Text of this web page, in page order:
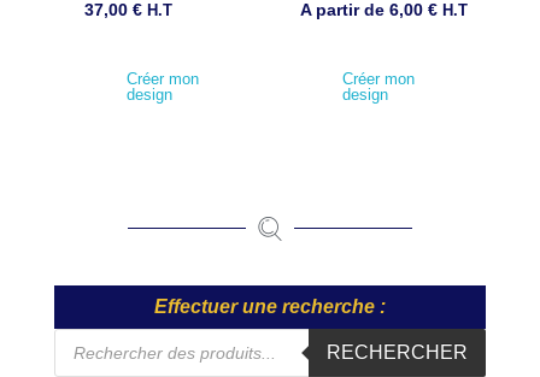
37,00€ H.T
Créer mon
design
A partir de 6,00€ H.T
Créer mon
design
Effectuer une recherche :
RECHERCHER